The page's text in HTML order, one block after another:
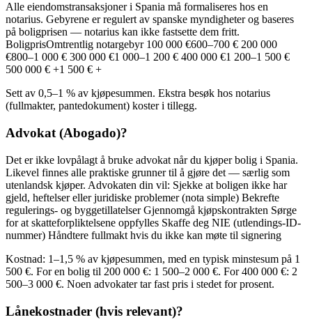
Alle eiendomstransaksjoner i Spania må formaliseres hos en
notarius. Gebyrene er regulert av spanske myndigheter og baseres
på boligprisen — notarius kan ikke fastsette dem fritt.
BoligprisOmtrentlig notargebyr 100 000 €600–700 € 200 000
€800–1 000 € 300 000 €1 000–1 200 € 400 000 €1 200–1 500 €
500 000 € +1 500 € +
Sett av 0,5–1 % av kjøpesummen. Ekstra besøk hos notarius
(fullmakter, pantedokument) koster i tillegg.
Advokat (Abogado)?
Det er ikke lovpålagt å bruke advokat når du kjøper bolig i Spania.
Likevel finnes alle praktiske grunner til å gjøre det — særlig som
utenlandsk kjøper. Advokaten din vil: Sjekke at boligen ikke har
gjeld, heftelser eller juridiske problemer (nota simple) Bekrefte
regulerings- og byggetillatelser Gjennomgå kjøpskontrakten Sørge
for at skatteforpliktelsene oppfylles Skaffe deg NIE (utlendings-ID-
nummer) Håndtere fullmakt hvis du ikke kan møte til signering
Kostnad: 1–1,5 % av kjøpesummen, med en typisk minstesum på 1
500 €. For en bolig til 200 000 €: 1 500–2 000 €. For 400 000 €: 2
500–3 000 €. Noen advokater tar fast pris i stedet for prosent.
Lånekostnader (hvis relevant)?